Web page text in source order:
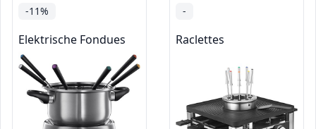
-11%
Elektrische Fondues
-
Raclettes